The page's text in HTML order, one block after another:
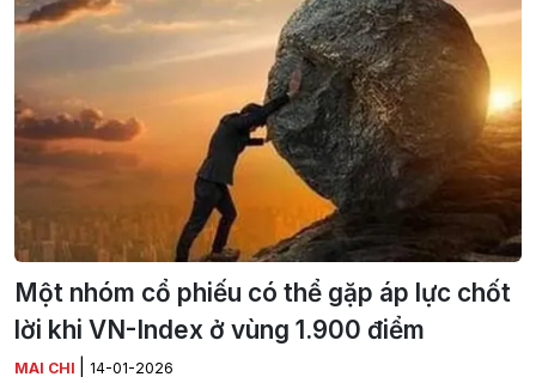
Một nhóm cổ phiếu có thể gặp áp lực chốt
lời khi VN-Index ở vùng 1.900 điểm
MAI CHI 14-01-2026